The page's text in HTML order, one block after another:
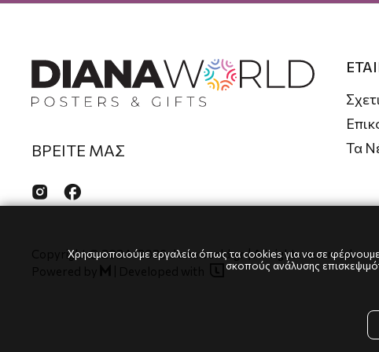
ΒΡΕΙΤΕ ΜΑΣ
 
Τα
Copyright © 2024-2026 dianaworld.gr | All rights reserved.
Χρησιμοποιούμε εργαλεία όπως τα cookies για να σε
σκοπούς ανάλυσης